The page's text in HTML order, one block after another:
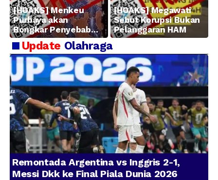
[HOAKS] Menkeu
Purbaya akan
Bongkar Penyebab
Kerugian BUMN
[HOAKS] Megawati
Sebut Korupsi Bukan
Pelanggaran HAM
Update Olahraga
Remontada Argentina vs Inggris 2-1,
Messi Dkk ke Final Piala Dunia 2026